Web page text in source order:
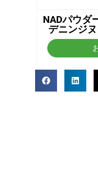
NADパウダ
デニンジ